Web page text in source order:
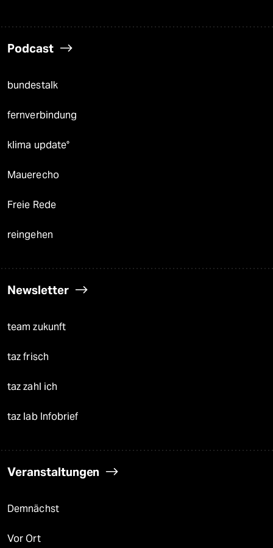
Podcast
bundestalk
fernverbindung
klima update°
Mauerecho
Freie Rede
reingehen
Newsletter
team zukunft
taz frisch
taz zahl ich
taz lab Infobrief
Veranstaltungen
Demnächst
Vor Ort